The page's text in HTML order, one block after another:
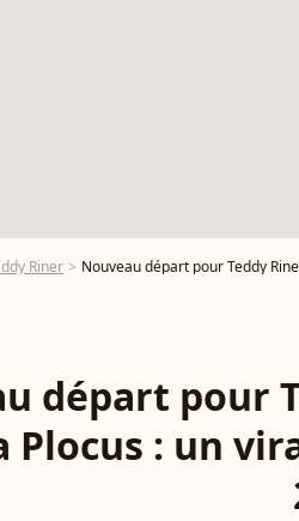
Riner Nouveau départ pour Teddy
départ pour
Plocus : un